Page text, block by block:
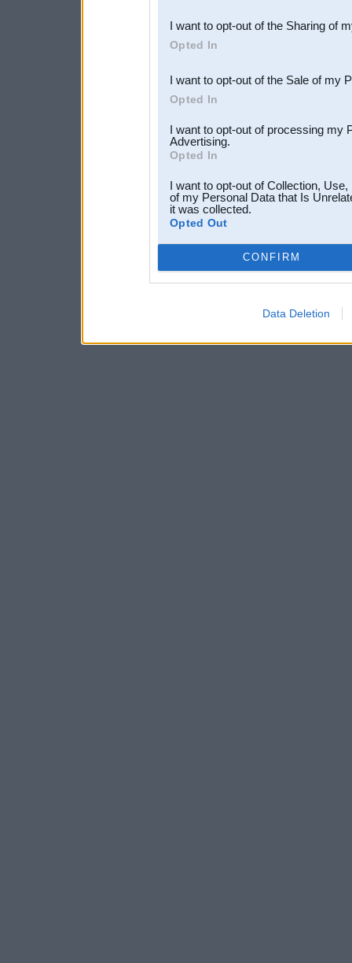
Downstream Participants
third parties.
I want to opt-out of the Sharing of
Opted In
I want to opt-out of the Sale of my
Opted In
I want to opt-out of processing my
Advertising.
Opted In
I want to opt-out of Collection,
of my Personal Data that Is
it was collected.
Opted Out
CONFIRM
Data Deletion